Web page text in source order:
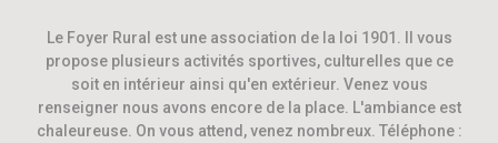
Le Foyer Rural est une association de la loi 1901. Il vous
propose plusieurs activités sportives, culturelles que ce
soit en intérieur ainsi qu'en extérieur. Venez vous
renseigner nous avons encore de la place. L'ambiance est
chaleureuse. On vous attend, venez nombreux. Téléphone :